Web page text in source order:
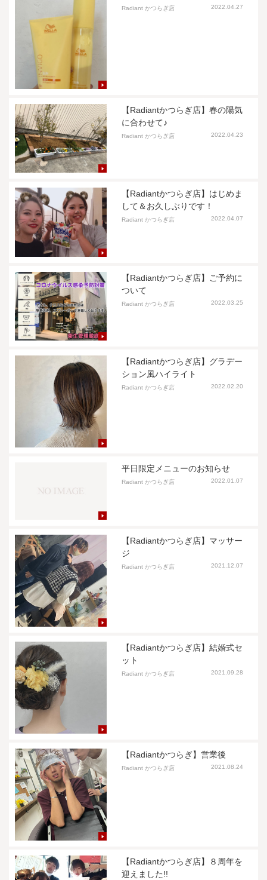
Radiant かつらぎ店 2022.04.27
【Radiantかつらぎ店】春の陽気
に合わせて♪
Radiant かつらぎ店 2022.04.23
【Radiantかつらぎ店】はじめま
して＆お久しぶりです！
Radiant かつらぎ店 2022.04.07
【Radiantかつらぎ店】ご予約に
ついて
Radiant かつらぎ店 2022.03.25
【Radiantかつらぎ店】グラデー
ション風ハイライト
Radiant かつらぎ店 2022.02.20
平日限定メニューのお知らせ
Radiant かつらぎ店 2022.01.07
【Radiantかつらぎ店】マッサー
ジ
Radiant かつらぎ店 2021.12.07
【Radiantかつらぎ店】結婚式セ
ット
Radiant かつらぎ店 2021.09.28
【Radiantかつらぎ】営業後
Radiant かつらぎ店 2021.08.24
【Radiantかつらぎ店】８周年を
迎えました!!